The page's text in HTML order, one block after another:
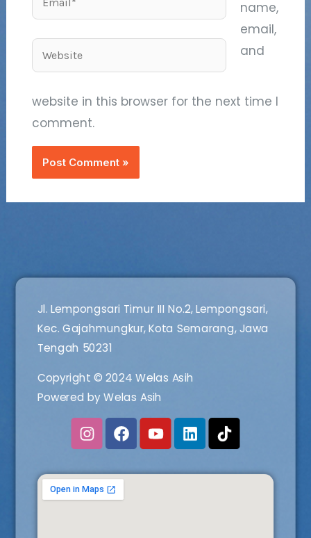
Website
name,
email,
and
website in this browser for the next time I
comment.
Jl. Lempongsari Timur III No.2, Lempongsari,
Kec. Gajahmungkur, Kota Semarang, Jawa
Tengah 50231
Copyright © 2024 Welas Asih
Powered by Welas Asih
I
n
s
t
a
g
F
a
c
e
o
Y
o
u
t
L
i
n
k